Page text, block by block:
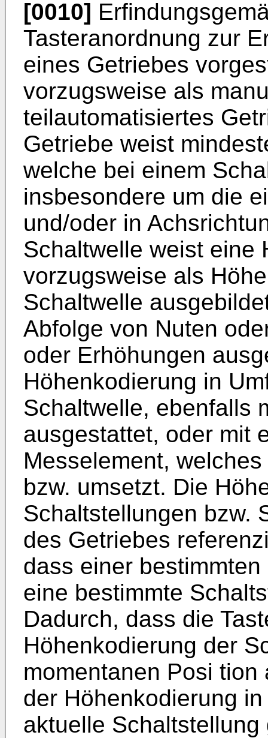
[0010]
Tasteranordnung zur
eines Getriebes
vorzugsweise als
teilautomatisiertes
Getriebe weist
welche bei einem
insbesondere um die
und/oder in
Schaltwelle weist eine
vorzugsweise als
Schaltwelle
Abfolge von Nuten
oder Erhöhungen
Höhenkodierung in
Schaltwelle, ebenfalls
ausgestattet, oder mit
Messelement,
bzw. umsetzt. Die
Schaltstellungen bzw.
des Getriebes
dass einer
eine bestimmte
Dadurch, dass die
Höhenkodierung der
momentanen Posi
der Höhenkodierung
aktuelle